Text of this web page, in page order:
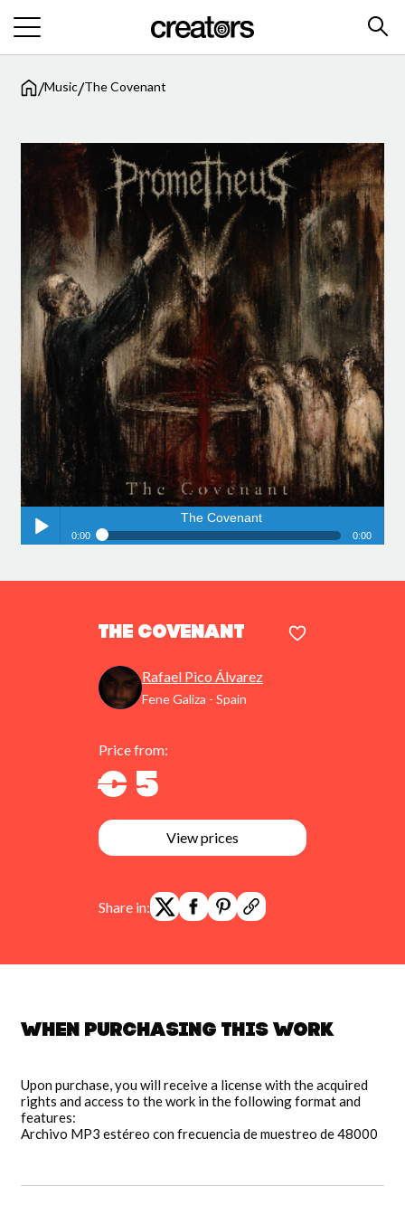
/Music/The Covenant
The Covenant
Rafael Pico Álvarez
Fene Galiza - Spain
Price from:
€ 5
View prices
Share in:
The Covenant
0:00 0:00
When purchasing this work
Upon purchase, you will receive a license with the acquired
rights and access to the work in the following format and
features:
Archivo MP3 estéreo con frecuencia de muestreo de 48000